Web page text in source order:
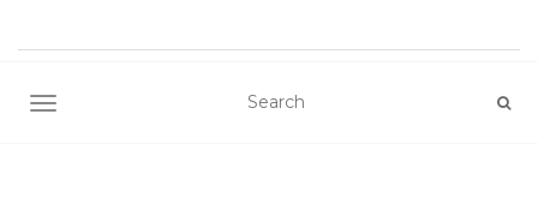
TOGGLE NAVIGATION